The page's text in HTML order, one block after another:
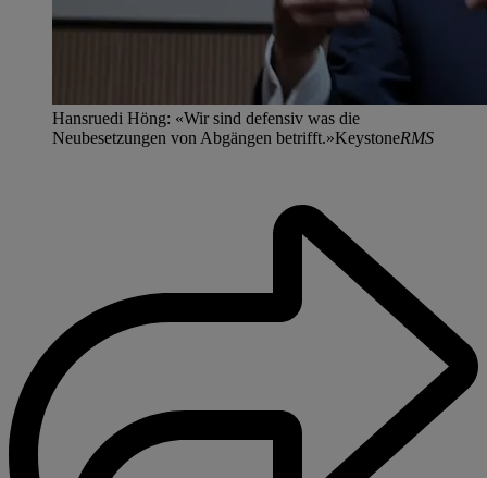
Hansruedi Höng: «Wir sind defensiv was die
Neubesetzungen von Abgängen betrifft.»KeystoneRMS